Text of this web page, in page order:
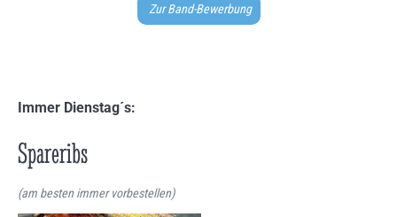
Zur Band-Bewerbung
Immer Dienstag´s:
Spareribs
(am besten immer vorbestellen)